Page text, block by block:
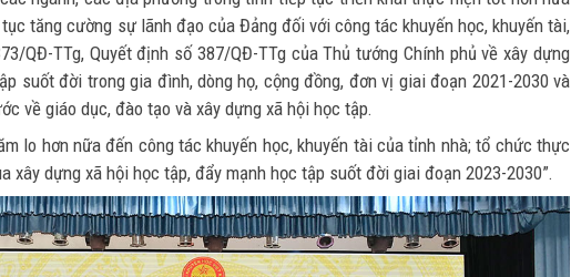
tăng cường sự lãnh đạo của Đảng đối với công tác khuyến học, khuyến tài,
QĐ-TTg, Quyết định số 387/QĐ-TTg của Thủ tướng Chính phủ về xây dựng
suốt đời trong gia đình, dòng họ, cộng đồng, đơn vị giai đoạn 2021-2030 và
về giáo dục, đào tạo và xây dựng xã hội học tập.
lo hơn nữa đến công tác khuyến học, khuyến tài của tỉnh nhà; tổ chức thực
xây dựng xã hội học tập, đẩy mạnh học tập suốt đời giai đoạn 2023-2030”.